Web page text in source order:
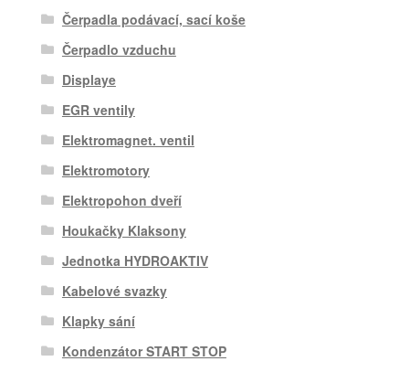
Čerpadla podávací, sací koše
Čerpadlo vzduchu
Displaye
EGR ventily
Elektromagnet. ventil
Elektromotory
Elektropohon dveří
Houkačky Klaksony
Jednotka HYDROAKTIV
Kabelové svazky
Klapky sání
Kondenzátor START STOP